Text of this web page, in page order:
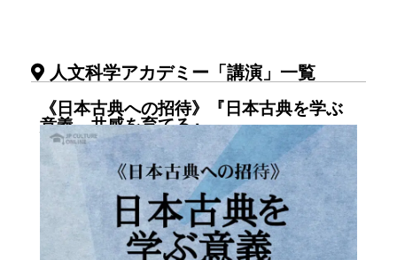
人文科学アカデミー「講演」一覧
《日本古典への招待》『日本古典を学ぶ
意義 共感を育てる』